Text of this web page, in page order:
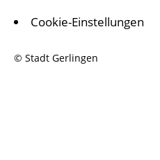
Cookie-Einstellungen
© Stadt Gerlingen